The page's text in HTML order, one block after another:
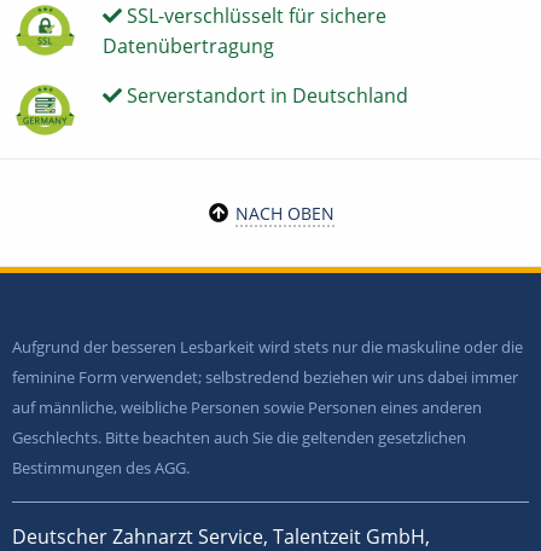
SSL-verschlüsselt für sichere
Datenübertragung
Serverstandort in Deutschland
NACH OBEN
Aufgrund der besseren Lesbarkeit wird stets nur die maskuline oder die
feminine Form verwendet; selbstredend beziehen wir uns dabei immer
auf männliche, weibliche Personen sowie Personen eines anderen
Geschlechts. Bitte beachten auch Sie die geltenden gesetzlichen
Bestimmungen des AGG.
Deutscher Zahnarzt Service, Talentzeit GmbH,